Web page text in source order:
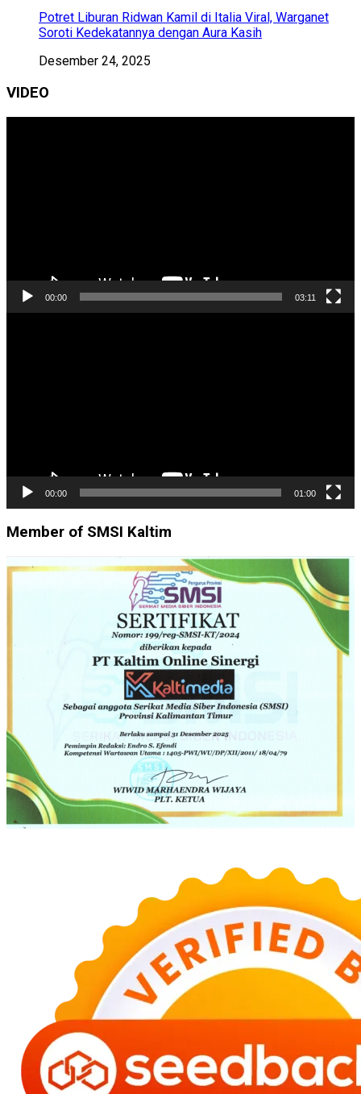
Potret Liburan Ridwan Kamil di Italia Viral, Warganet
Soroti Kedekatannya dengan Aura Kasih
Desember 24, 2025
VIDEO
00:00 03:11
00:00 01:00
Member of SMSI Kaltim